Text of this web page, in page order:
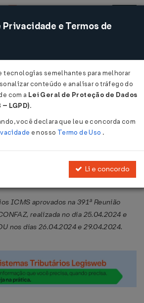
Acessar
CONFAZ Nº 15 DE
ICMS aprovados na 391ª Reunião
realizada no dia 25.04.2024 e
nos dias 26.04.2024 e 29.04.2024.
e Termos de
tecnologias semelhantes para melhorar
conteúdo e analisar o tráfego do
com a Lei Geral de Proteção de Dados
LGPD).
você declara que leu e concorda com
e nosso Termo de Uso .
Li e concordo